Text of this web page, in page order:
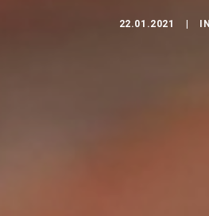
22.01.2021 IN